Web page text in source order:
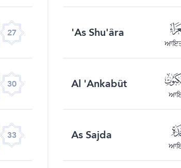
As Shu'âra'
27
Al 'Ankabût
30
As Sajda
33